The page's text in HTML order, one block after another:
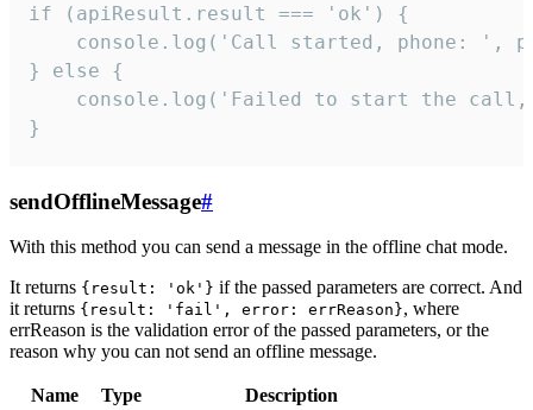
if (apiResult.result === 'ok') {
console.log('Call started, phone: ',
} else {
console.log('Failed to start the
}
sendOfflineMessage#
With this method you can send a message in the offline chat mode.
It returns {result: 'ok'} if the passed parameters are correct. And
it returns {result: 'fail', error: errReason}, where
errReason is the validation error of the passed parameters, or the
reason why you can not send an offline message.
Name Type
Description